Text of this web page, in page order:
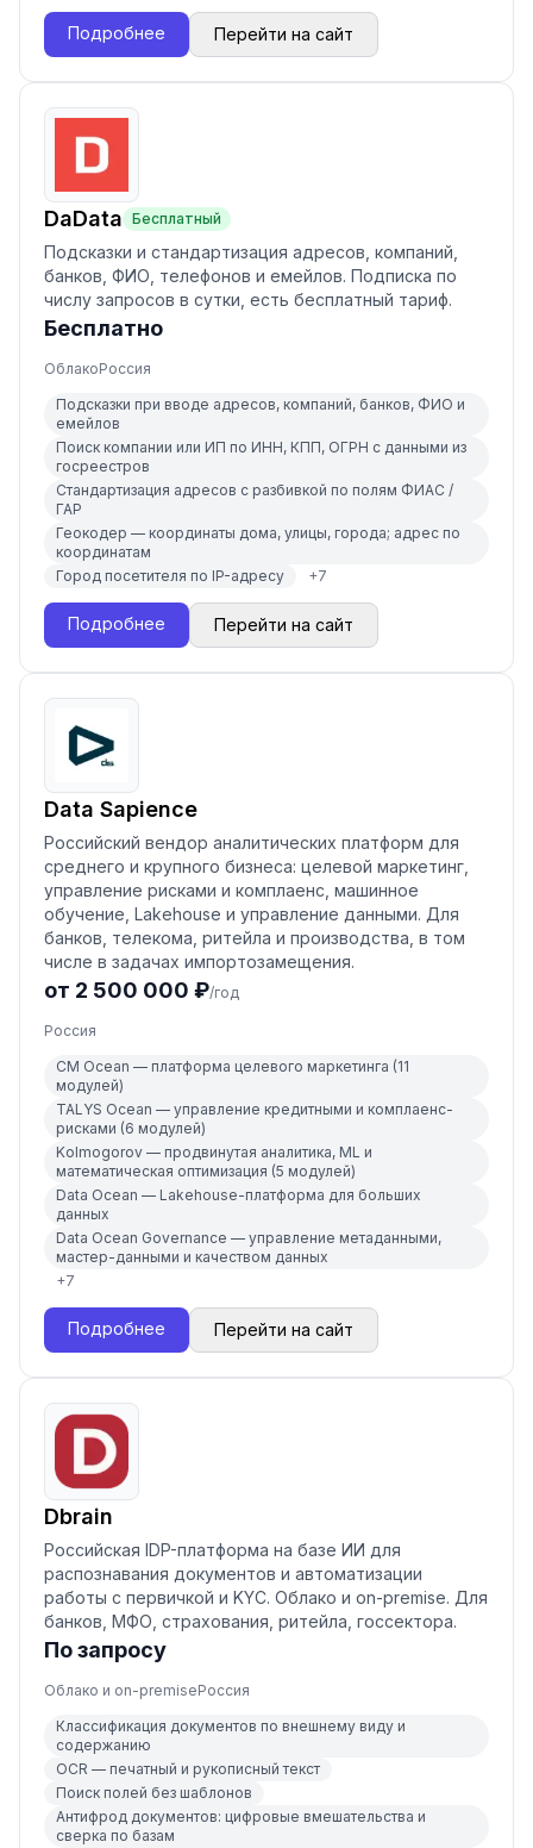
Подробнее Перейти на сайт
DaData Бесплатный
Подсказки и стандартизация адресов, компаний,
банков, ФИО, телефонов и емейлов. Подписка по
числу запросов в сутки, есть бесплатный тариф.
Бесплатно
ОблакоРоссия
Подсказки при вводе адресов, компаний, банков, ФИО и
емейлов
Поиск компании или ИП по ИНН, КПП, ОГРН с данными из
госреестров
Стандартизация адресов с разбивкой по полям ФИАС /
ГАР
Геокодер — координаты дома, улицы, города; адрес по
координатам
Город посетителя по IP-адресу
+7
Подробнее Перейти на сайт
Data Sapience
Российский вендор аналитических платформ для
среднего и крупного бизнеса: целевой маркетинг,
управление рисками и комплаенс, машинное
обучение, Lakehouse и управление данными. Для
банков, телекома, ритейла и производства, в том
числе в задачах импортозамещения.
от 2 500 000 ₽/год
Россия
CM Ocean — платформа целевого маркетинга (11
модулей)
TALYS Ocean — управление кредитными и комплаенс-
рисками (6 модулей)
Kolmogorov — продвинутая аналитика, ML и
математическая оптимизация (5 модулей)
Data Ocean — Lakehouse-платформа для больших
данных
Data Ocean Governance — управление метаданными,
мастер-данными и качеством данных
+7
Подробнее Перейти на сайт
Dbrain
Российская IDP-платформа на базе ИИ для
распознавания документов и автоматизации
работы с первичкой и KYC. Облако и on-premise. Для
банков, МФО, страхования, ритейла, госсектора.
По запросу
Облако и on-premiseРоссия
Классификация документов по внешнему виду и
содержанию
OCR — печатный и рукописный текст
Поиск полей без шаблонов
Антифрод документов: цифровые вмешательства и
сверка по базам